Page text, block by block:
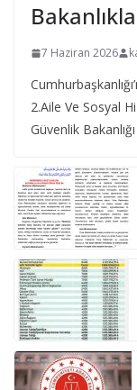
7 Haziran 2026
2.Aile Ve Sosyal
Güvenlik